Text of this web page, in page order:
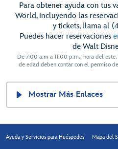
Para obtener ayuda con tus
World, incluyendo las
y tickets, llama al
Puedes hacer reservaciones
de Walt
De 7:00 a.m a 11:00 p.m., hora del
de edad deben contar con el permiso
Mostrar Más Enlaces
Ayuda y Servicios para Huéspedes Mapa del